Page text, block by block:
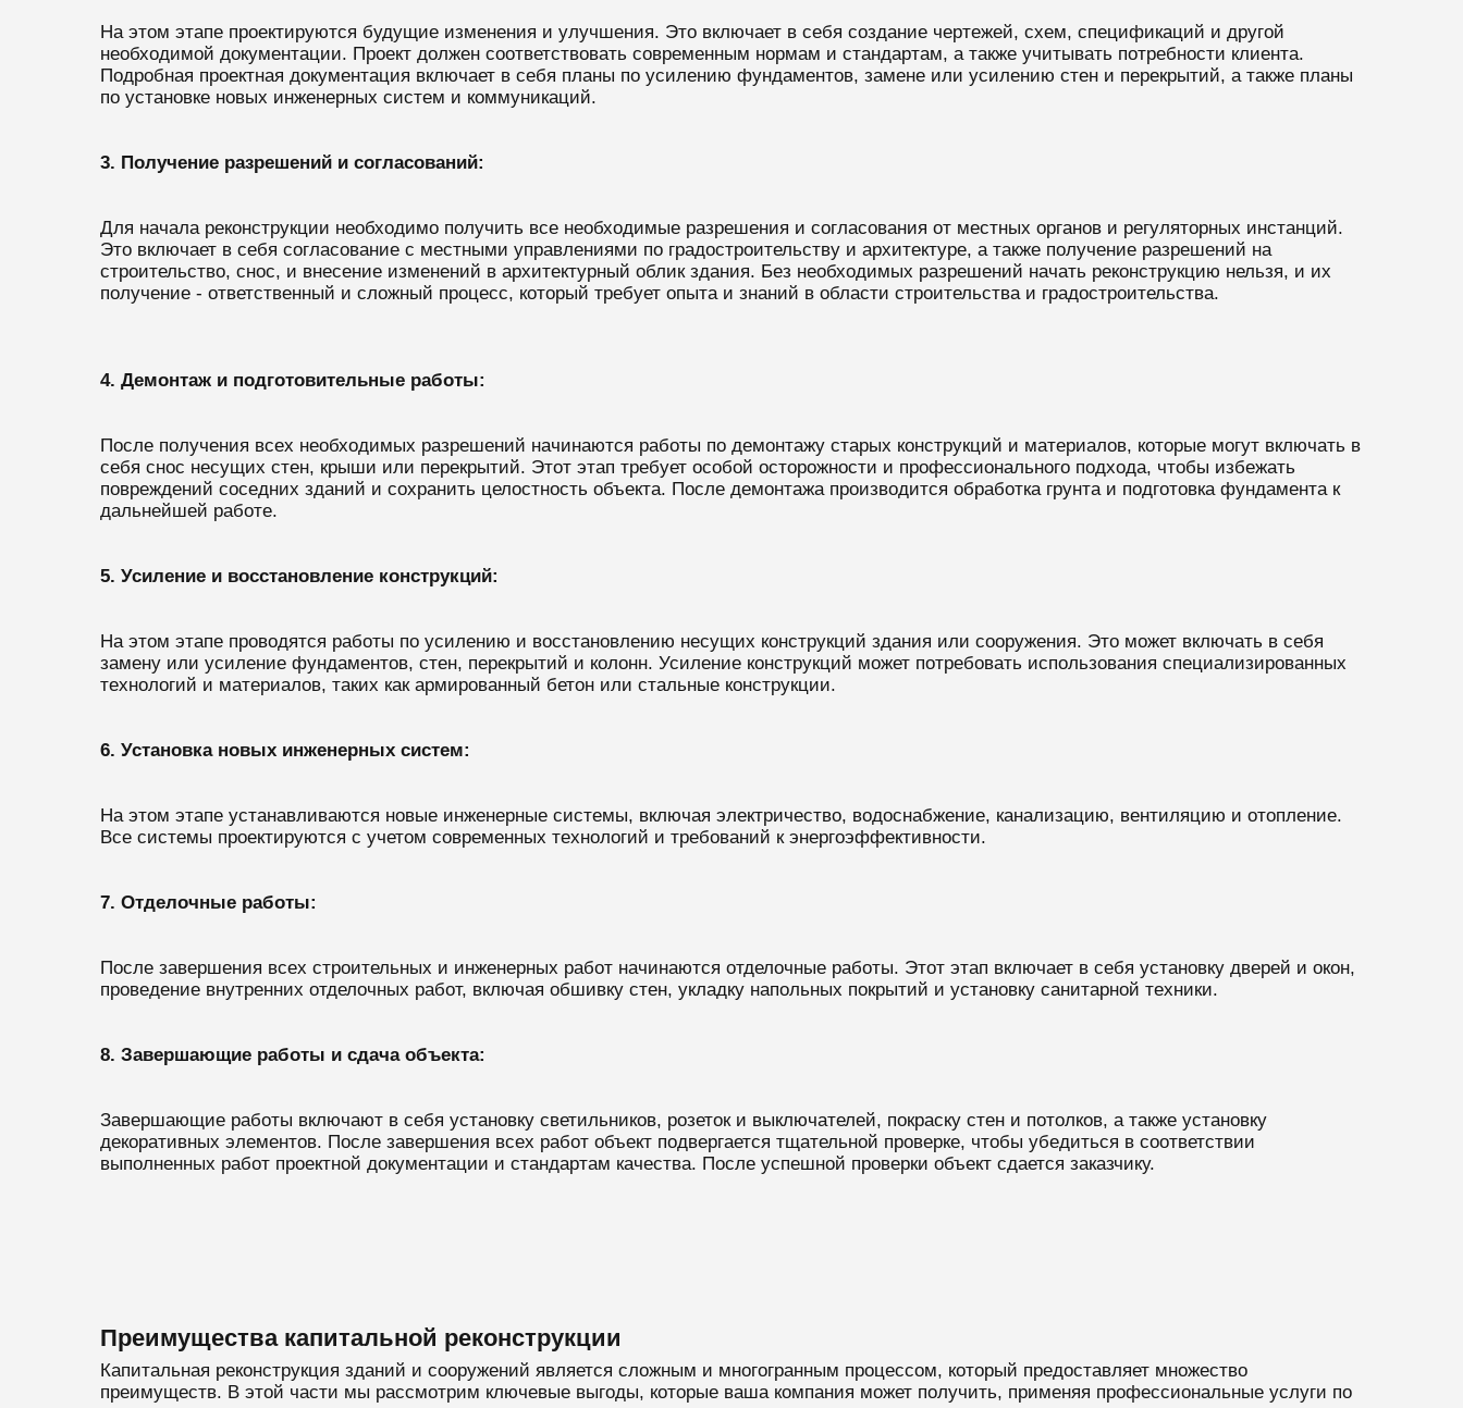
На этом этапе проектируются будущие изменения и улучшения. Это включает в себя создание чертежей, схем, спецификаций и другой
необходимой документации. Проект должен соответствовать современным нормам и стандартам, а также учитывать потребности клиента.
Подробная проектная документация включает в себя планы по усилению фундаментов, замене или усилению стен и перекрытий, а также планы
по установке новых инженерных систем и коммуникаций.
3. Получение разрешений и согласований:
Для начала реконструкции необходимо получить все необходимые разрешения и согласования от местных органов и регуляторных инстанций.
Это включает в себя согласование с местными управлениями по градостроительству и архитектуре, а также получение разрешений на
строительство, снос, и внесение изменений в архитектурный облик здания. Без необходимых разрешений начать реконструкцию нельзя, и их
получение - ответственный и сложный процесс, который требует опыта и знаний в области строительства и градостроительства.
4. Демонтаж и подготовительные работы:
После получения всех необходимых разрешений начинаются работы по демонтажу старых конструкций и материалов, которые могут включать в
себя снос несущих стен, крыши или перекрытий. Этот этап требует особой осторожности и профессионального подхода, чтобы избежать
повреждений соседних зданий и сохранить целостность объекта. После демонтажа производится обработка грунта и подготовка фундамента к
дальнейшей работе.
5. Усиление и восстановление конструкций:
На этом этапе проводятся работы по усилению и восстановлению несущих конструкций здания или сооружения. Это может включать в себя
замену или усиление фундаментов, стен, перекрытий и колонн. Усиление конструкций может потребовать использования специализированных
технологий и материалов, таких как армированный бетон или стальные конструкции.
6. Установка новых инженерных систем:
На этом этапе устанавливаются новые инженерные системы, включая электричество, водоснабжение, канализацию, вентиляцию и отопление.
Все системы проектируются с учетом современных технологий и требований к энергоэффективности.
7. Отделочные работы:
После завершения всех строительных и инженерных работ начинаются отделочные работы. Этот этап включает в себя установку дверей и окон,
проведение внутренних отделочных работ, включая обшивку стен, укладку напольных покрытий и установку санитарной техники.
8. Завершающие работы и сдача объекта:
Завершающие работы включают в себя установку светильников, розеток и выключателей, покраску стен и потолков, а также установку
декоративных элементов. После завершения всех работ объект подвергается тщательной проверке, чтобы убедиться в соответствии
выполненных работ проектной документации и стандартам качества. После успешной проверки объект сдается заказчику.
Преимущества капитальной реконструкции
Капитальная реконструкция зданий и сооружений является сложным и многогранным процессом, который предоставляет множество
преимуществ. В этой части мы рассмотрим ключевые выгоды, которые ваша компания может получить, применяя профессиональные услуги по